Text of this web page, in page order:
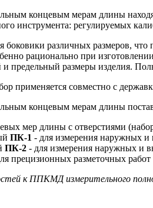
концевым мерам длины
инструмента: регулируемых
боковики различных размеров,
рационально при
предельный размеры изделия.
применяется совместно с
концевым мерам длины
мер длины с отверстиями
ПК-1 - для измерения наружных и
ПК-2 - для измерения наружных и
прецизионных разметочных
к ППКМД измерительного